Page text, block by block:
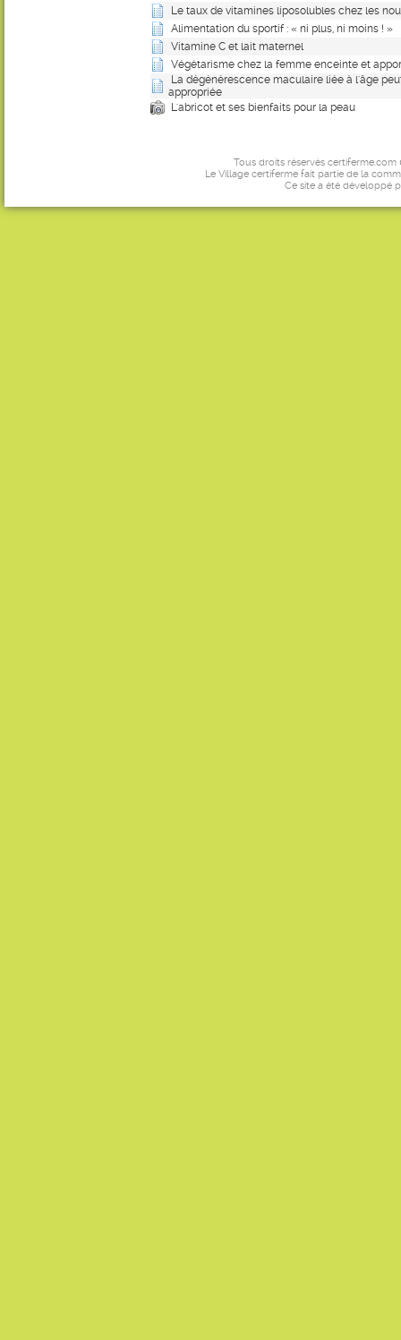
Le taux de vitamines liposolubles chez les
Alimentation du sportif : « ni plus, ni moins ! »
Vitamine C et lait maternel
Végétarisme chez la femme enceinte et
La dégénérescence maculaire liée à l'âge
appropriée
L'abricot et ses bienfaits pour la peau
Tous droits réservés certiferme.com
Le Village certiferme fait partie de la
Ce site a été développé